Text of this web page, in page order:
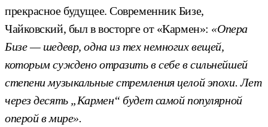
прекрасное будущее. Современник Бизе,
Чайковский, был в восторге от «Кармен»: «Опера
Бизе — шедевр, одна из тех немногих вещей,
которым суждено отразить в себе в сильнейшей
степени музыкальные стремления целой эпохи. Лет
через десять „Кармен“ будет самой популярной
оперой в мире».